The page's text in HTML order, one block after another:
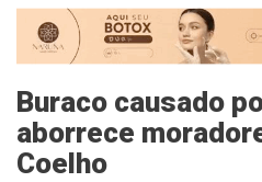
Buraco causado
aborrece
Coelho